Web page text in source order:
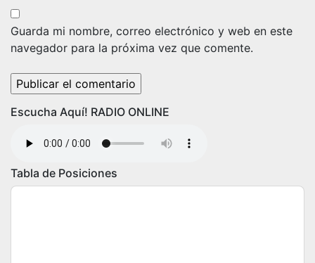
Guarda mi nombre, correo electrónico y web en este
navegador para la próxima vez que comente.
Escucha Aquí! RADIO ONLINE
Tabla de Posiciones